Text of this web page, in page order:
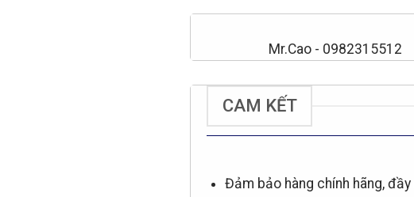
Mr.Cao - 0982315512
CAM KẾT
Đảm bảo hàng chính hãng, đầy